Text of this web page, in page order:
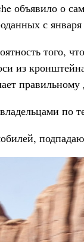
объявило о
с
того,
из
по